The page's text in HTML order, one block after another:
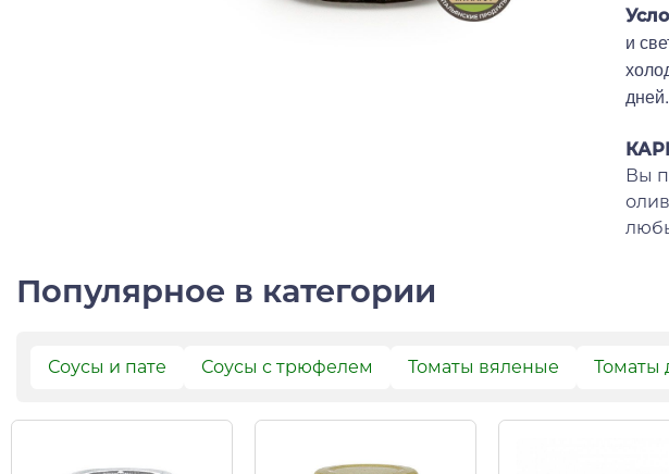
и
дней.
Вы
Популярное в категории
Соусы и пате Соусы с трюфелем Томаты вяленые Томаты